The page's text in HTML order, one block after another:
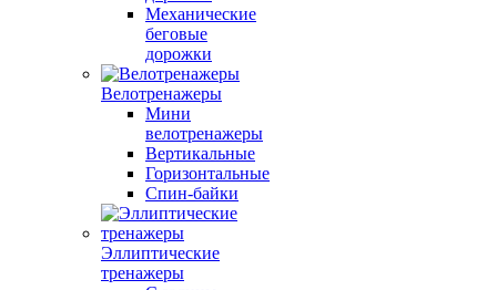
Механические
беговые
дорожки
Велотренажеры
Мини
велотренажеры
Вертикальные
Горизонтальные
Спин-байки
Эллиптические
тренажеры